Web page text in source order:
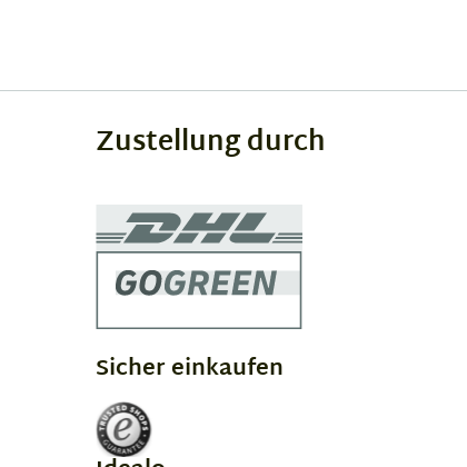
Zustellung durch
Sicher einkaufen